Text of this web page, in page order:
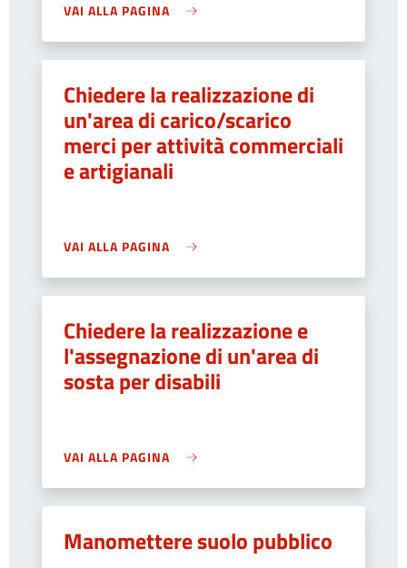
VAI ALLA PAGINA
Chiedere la realizzazione di
un'area di carico/scarico
merci per attività commerciali
e artigianali
VAI ALLA PAGINA
Chiedere la realizzazione e
l'assegnazione di un'area di
sosta per disabili
VAI ALLA PAGINA
Manomettere suolo pubblico